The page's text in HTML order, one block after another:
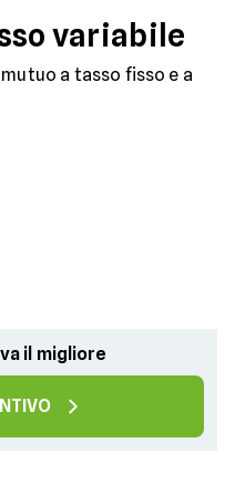
variabile
a tasso fisso e a
il migliore